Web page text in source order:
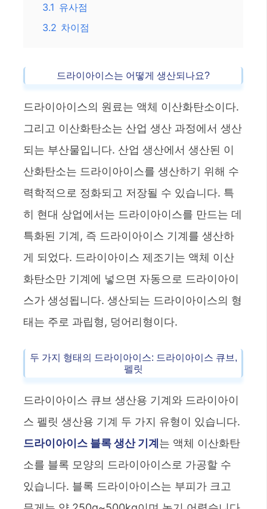
3.1 유사점
3.2 차이점
드라이아이스는 어떻게 생산되나요?
드라이아이스의 원료는 액체 이산화탄소이다.
그리고 이산화탄소는 산업 생산 과정에서 생산
되는 부산물입니다. 산업 생산에서 생산된 이
산화탄소는 드라이아이스를 생산하기 위해 수
력학적으로 정화되고 저장될 수 있습니다. 특
히 현대 상업에서는 드라이아이스를 만드는 데
특화된 기계, 즉 드라이아이스 기계를 생산하
게 되었다. 드라이아이스 제조기는 액체 이산
화탄소만 기계에 넣으면 자동으로 드라이아이
스가 생성됩니다. 생산되는 드라이아이스의 형
태는 주로 과립형, 덩어리형이다.
두 가지 형태의 드라이아이스: 드라이아이스 큐브,
펠릿
드라이아이스 큐브 생산용 기계와 드라이아이
스 펠릿 생산용 기계 두 가지 유형이 있습니다.
드라이아이스 블록 생산 기계는 액체 이산화탄
소를 블록 모양의 드라이아이스로 가공할 수
있습니다. 블록 드라이아이스는 부피가 크고